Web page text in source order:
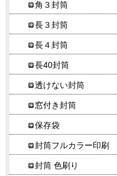
角３封筒
長３封筒
長４封筒
長40封筒
透けない封筒
窓付き封筒
保存袋
封筒フルカラー印刷
封筒 色刷り